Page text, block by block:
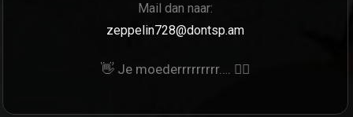
Mail dan naar:
zeppelin728@dontsp.am
👋 Je moederrrrrrrrr…. 🙋‍♀